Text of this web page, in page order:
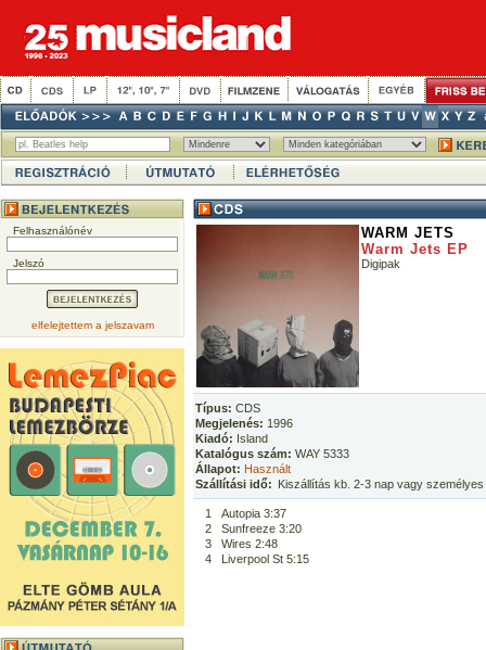
Felhasználónév
Jelszó
elfelejtettem a jelszavam
WARM JETS
Warm Jets EP
Digipak
Típus: CDS
Megjelenés: 1996
Kiadó: Island
Katalógus szám: WAY 5333
Állapot: Használt
Szállítási idő: Kiszállítás kb. 2-3 nap vagy
1
Autopia 3:37
2
Sunfreeze 3:20
3
Wires 2:48
4
Liverpool St 5:15